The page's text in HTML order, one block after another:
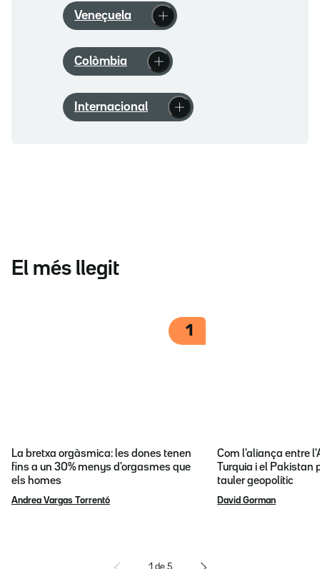
Veneçuela
Colòmbia
Internacional
El més llegit
1
La bretxa orgàsmica: les dones tenen
fins a un 30% menys d'orgasmes que
els homes
Andrea Vargas Torrentó
Com l'aliança entre
Turquia i el Pakistan
tauler geopolític
David Gorman
1 de 5